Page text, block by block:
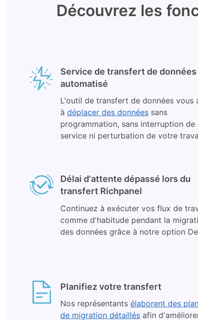
Découvrez les
Service de transfert de données
automatisé
L'outil de transfert de données vous
à déplacer des données sans
programmation, sans interruption de
service ni perturbation de votre
Délai d'attente dépassé lors du
transfert Richpanel
Continuez à exécuter vos flux de
comme d'habitude pendant la
des données grâce à notre option
Planifiez votre transfert
Nos représentants élaborent des
de migration détaillés afin